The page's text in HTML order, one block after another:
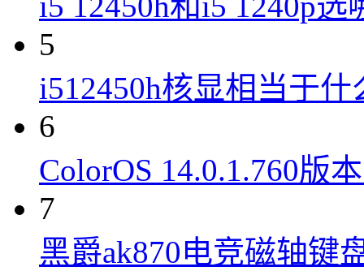
5
i512450h核显相当于什
6
ColorOS 14.0.1.760版
7
黑爵ak870电竞磁轴键